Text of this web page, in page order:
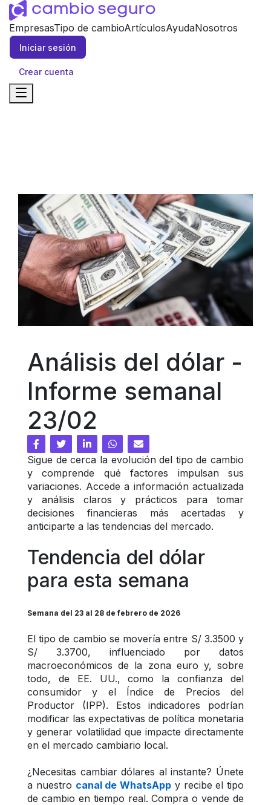
EmpresasTipo de cambioArtículosAyudaNosotros
Iniciar sesión
Crear cuenta
Análisis del dólar -
Informe semanal
23/02
Sigue de cerca la evolución del tipo de cambio
y comprende qué factores impulsan sus
variaciones. Accede a información actualizada
y análisis claros y prácticos para tomar
decisiones financieras más acertadas y
anticiparte a las tendencias del mercado.
Tendencia del dólar
para esta semana
Semana del 23 al 28 de febrero de 2026
El tipo de cambio se movería entre S/ 3.3500 y
S/ 3.3700, influenciado por datos
macroeconómicos de la zona euro y, sobre
todo, de EE. UU., como la confianza del
consumidor y el Índice de Precios del
Productor (IPP). Estos indicadores podrían
modificar las expectativas de política monetaria
y generar volatilidad que impacte directamente
en el mercado cambiario local.
¿Necesitas cambiar dólares al instante? Únete
a nuestro canal de WhatsApp y recibe el tipo
de cambio en tiempo real. Compra o vende de